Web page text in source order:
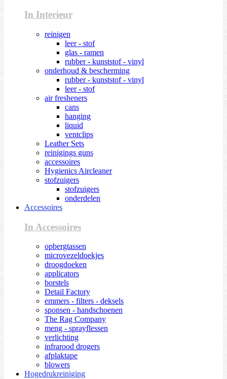
In Interieur
reinigen
leer - stof
glas - ramen
rubber - kunststof - vinyl
onderhoud & bescherming
rubber - kunststof - vinyl
leer - stof
air fresheners
cans
hanging
liquid
ventclips
Leather Sets
reinigings guns
accessoires
Hygienics Aircleaner
stofzuigers
stofzuigers
onderdelen
Accessoires
In Accessoires
opbergtassen
microvezeldoekjes
droogdoeken
applicators
borstels
Detail Factory
emmers - filters - deksels
sponsen - handschoenen
The Rag Company
meng - sprayflessen
verlichting
infrarood drogers
afplaktape
blowers
Hogedrukreiniging